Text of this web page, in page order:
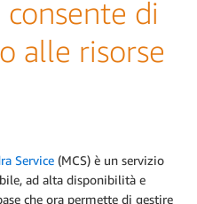
consente di
alle risorse
Service (MCS) è un servizio
ad alta disponibilità e
che ora permette di gestire